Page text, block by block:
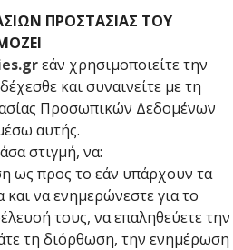
ΠΡΟΣΤΑΣΙΑΣ ΤΟΥ
εάν χρησιμοποιείτε την
και συναινείτε με τη
Προσωπικών Δεδομένων
αυτής.
στιγμή, να:
ως προς το εάν υπάρχουν τα
να ενημερώνεστε για το
τους, να επαληθεύετε την
τη διόρθωση, την ενημέρωση